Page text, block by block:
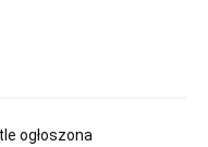
ogłoszona